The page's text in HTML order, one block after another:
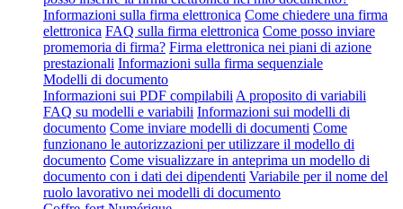
Informazioni sulla firma elettronica Come chiedere una firma
elettronica FAQ sulla firma elettronica Come posso inviare
promemoria di firma? Firma elettronica nei piani di azione
prestazionali Informazioni sulla firma sequenziale
Modelli di documento
Informazioni sui PDF compilabili A proposito di variabili
FAQ su modelli e variabili Informazioni sui modelli di
documento Come inviare modelli di documenti Come
funzionano le autorizzazioni per utilizzare il modello di
documento Come visualizzare in anteprima un modello di
documento con i dati dei dipendenti Variabile per il nome del
ruolo lavorativo nei modelli di documento